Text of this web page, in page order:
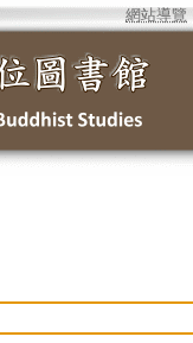
網站導覽